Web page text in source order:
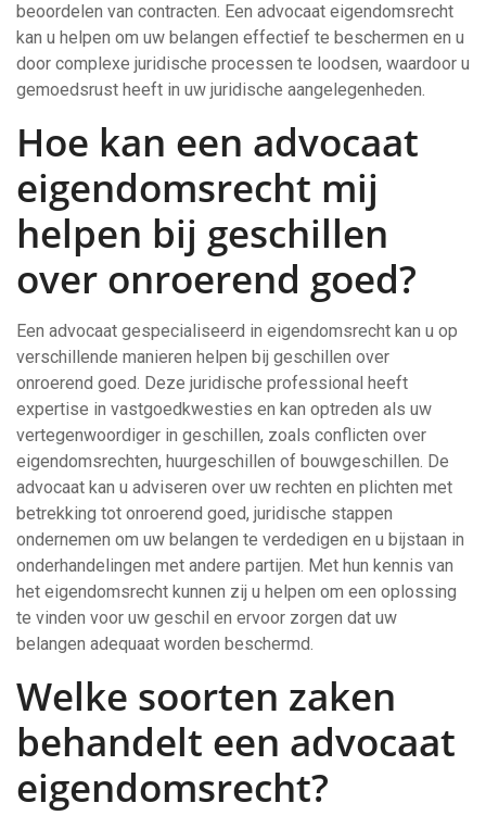
beoordelen van contracten. Een advocaat eigendomsrecht
kan u helpen om uw belangen effectief te beschermen en u
door complexe juridische processen te loodsen, waardoor u
gemoedsrust heeft in uw juridische aangelegenheden.
Hoe kan een advocaat
eigendomsrecht mij
helpen bij geschillen
over onroerend goed?
Een advocaat gespecialiseerd in eigendomsrecht kan u op
verschillende manieren helpen bij geschillen over
onroerend goed. Deze juridische professional heeft
expertise in vastgoedkwesties en kan optreden als uw
vertegenwoordiger in geschillen, zoals conflicten over
eigendomsrechten, huurgeschillen of bouwgeschillen. De
advocaat kan u adviseren over uw rechten en plichten met
betrekking tot onroerend goed, juridische stappen
ondernemen om uw belangen te verdedigen en u bijstaan in
onderhandelingen met andere partijen. Met hun kennis van
het eigendomsrecht kunnen zij u helpen om een oplossing
te vinden voor uw geschil en ervoor zorgen dat uw
belangen adequaat worden beschermd.
Welke soorten zaken
behandelt een advocaat
eigendomsrecht?